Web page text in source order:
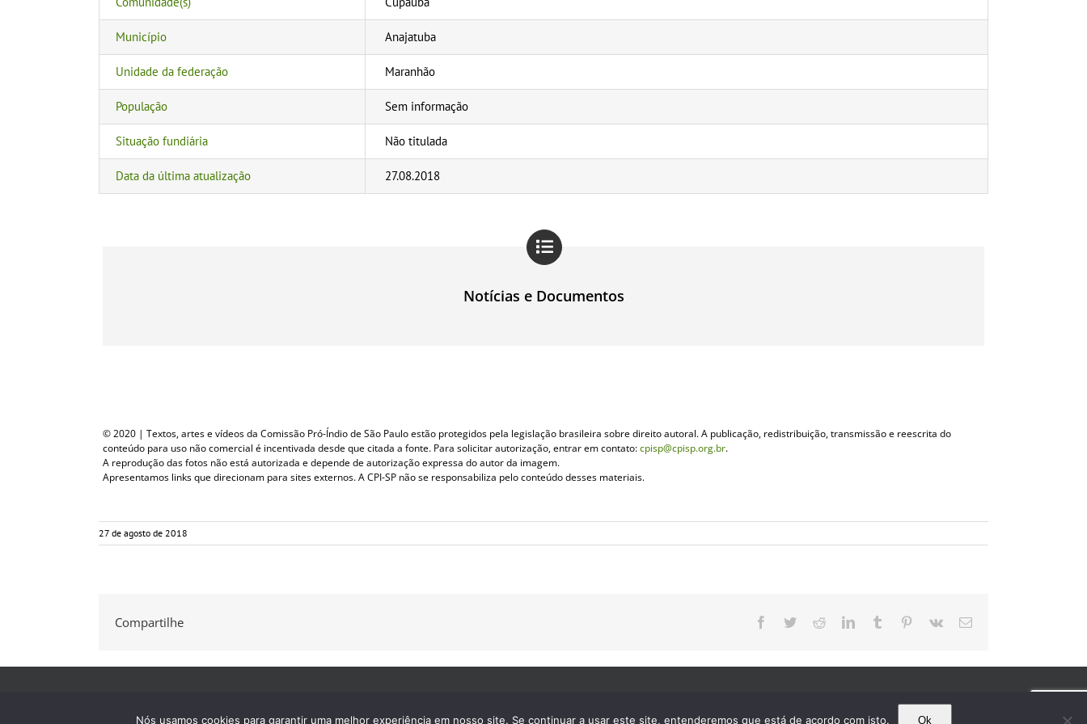
Município Anajatuba
Unidade da federação Maranhão
População Sem informação
Situação fundiária Não titulada
Data da última atualização 27.08.2018
Notícias e Documentos
© 2020 | Textos, artes e vídeos da Comissão Pró-Índio de São Paulo estão protegidos pela legislação brasileira sobre direito autoral. A publicação, redistribuição, transmissão e reescrita do
conteúdo para uso não comercial é incentivada desde que citada a fonte. Para solicitar autorização, entrar em contato:cpisp@cpisp.org.br.
A reprodução das fotos não está autorizada e depende de autorização expressa do autor da imagem.
Apresentamos links que direcionam para sites externos. A CPI-SP não se responsabiliza pelo conteúdo desses materiais.
27 de agosto de 2018
Compartilhe Facebook
TwitterRedditLinkedInTumblr Pinterest
Vk
E-
Nós usamos cookies para garantir uma melhor experiência em nosso site. Se continuar a usar este site, entenderemos que está de acordo com isto. Ok